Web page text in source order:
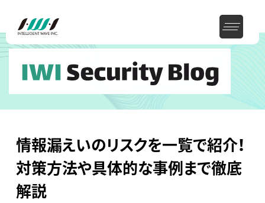
情報漏えいのリスクを一覧で紹介！
対策方法や具体的な事例まで徹底
解説